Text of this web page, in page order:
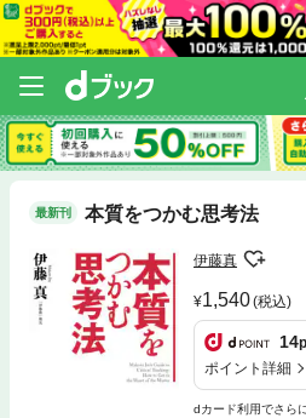
最新刊 本質をつかむ思考法
伊藤真
1,540(税込)
14
ポイント詳細
dカード利用でさら